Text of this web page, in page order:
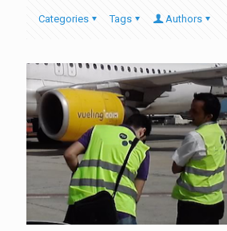
Categories Tags Authors